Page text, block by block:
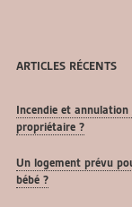
ARTICLES RÉCENTS
Incendie et
propriétaire ?
Un logement prévu
bébé ?